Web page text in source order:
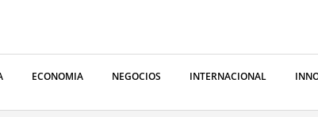
ECONOMIA NEGOCIOS INTERNACIONAL